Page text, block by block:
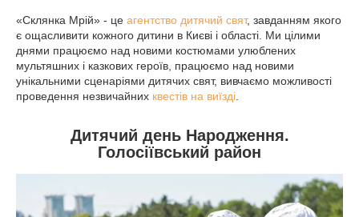
«Склянка Мрій» - це агентство дитячий свят, завданням якого
є ощасливити кожного дитини в Києві і області. Ми цілими
днями працюємо над новими костюмами улюблених
мультяшних і казкових героїв, працюємо над новими
унікальними сценаріями дитячих свят, вивчаємо можливості
проведення незвичайних квестів на виїзді
Дитячий день Народження.
Голосіївський район